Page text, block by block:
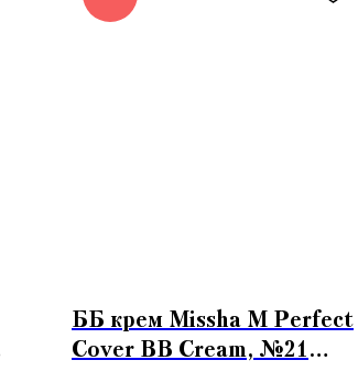
ББ крем Missha M Perfect
Cover BB Cream, №21